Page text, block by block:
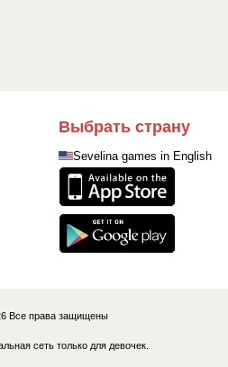
Выбрать страну
Sevelina games in English
Все права защищены
сеть только для девочек.